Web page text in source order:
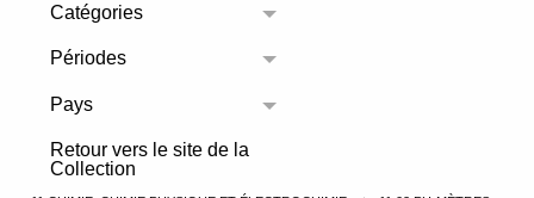
Catégories
Toggle menu
Périodes
Toggle menu
Pays
Toggle menu
Retour vers le site de la
Collection